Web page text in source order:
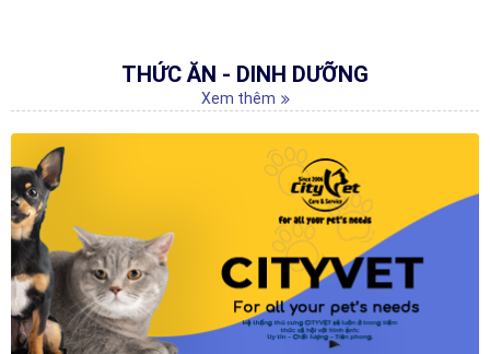
THỨC ĂN - DINH DƯỠNG
Xem thêm